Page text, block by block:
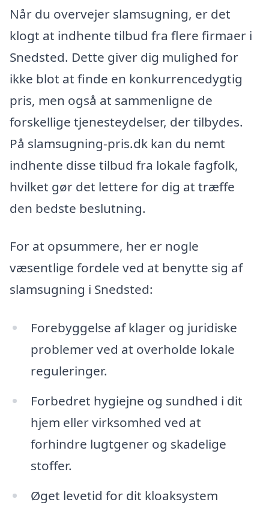
Når du overvejer slamsugning, er det
klogt at indhente tilbud fra flere firmaer i
Snedsted. Dette giver dig mulighed for
ikke blot at finde en konkurrencedygtig
pris, men også at sammenligne de
forskellige tjenesteydelser, der tilbydes.
På slamsugning-pris.dk kan du nemt
indhente disse tilbud fra lokale fagfolk,
hvilket gør det lettere for dig at træffe
den bedste beslutning.
For at opsummere, her er nogle
væsentlige fordele ved at benytte sig af
slamsugning i Snedsted:
Forebyggelse af klager og juridiske
problemer ved at overholde lokale
reguleringer.
Forbedret hygiejne og sundhed i dit
hjem eller virksomhed ved at
forhindre lugtgener og skadelige
stoffer.
Øget levetid for dit kloaksystem